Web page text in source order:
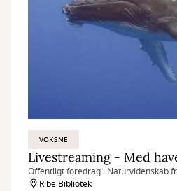
VOKSNE
Offentligt foredrag i Naturvidenskab
Ribe Bibliotek